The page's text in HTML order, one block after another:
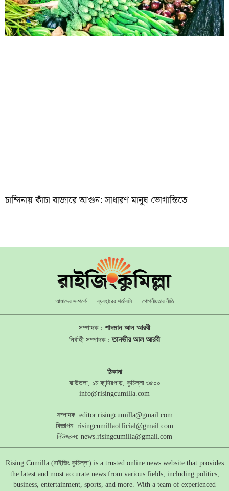
চান্দিনায় কাঁচা বাজারে আগুন: সাধারণ মানুষ ভোগান্তিতে
আমাদের সম্পর্কে ব্যবহারের শর্তাবলি গোপনীয়তার নীতি
সম্পাদক : শাদমান আল আরবী
নির্বাহী সম্পাদক :তানভীর আল আরবী
ঠিকানা
ঝাউতলা, ১ম কান্দিরপাড়, কুমিল্লা ৩৫০০
info@risingcumilla.com
সম্পাদক: editor.risingcumilla@gmail.com
বিজ্ঞাপন: risingcumillaofficial@gmail.com
নিউজরুম: news.risingcumilla@gmail.com
Rising Cumilla (রাইজিং কুমিল্লা) is a trusted online news website that provides
the latest and most accurate news from various fields, including politics,
business, entertainment, sports, and more. With a team of experienced